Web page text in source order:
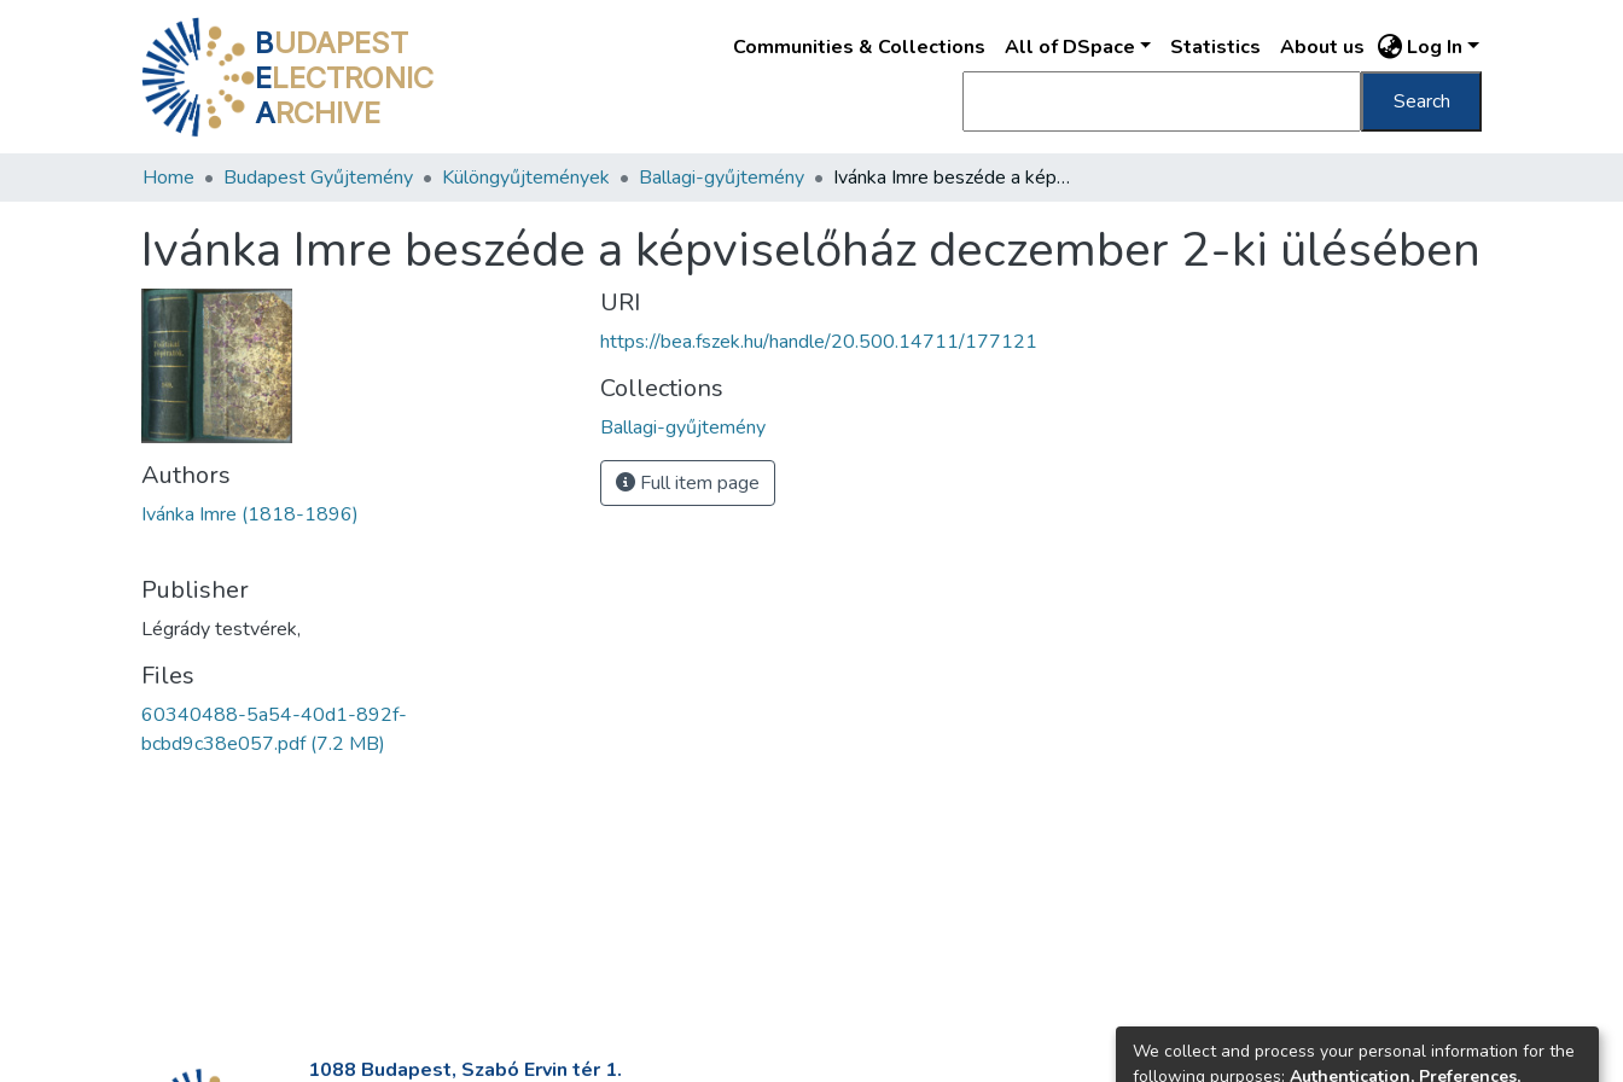
BUDAPEST
ELECTRONIC
ARCHIVE
Communities & Collections All of DSpace Statistics About us Log In
Search
Home Budapest Gyűjtemény Különgyűjtemények Ballagi-gyűjtemény Ivánka Imre beszéde a képviselőház deczember 2-ki ülésében
Ivánka Imre beszéde a képviselőház deczember 2-ki ülésében
Authors
Ivánka Imre (1818-1896)
Publisher
Légrády testvérek,
Files
60340488-5a54-40d1-892f-
bcbd9c38e057.pdf(7.2 MB)
URI
https://bea.fszek.hu/handle/20.500.14711/177121
Collections
Ballagi-gyűjtemény
Full item page
1088 Budapest, Szabó Ervin tér 1.
We collect and process your personal information for the
following purposes: Authentication, Preferences,